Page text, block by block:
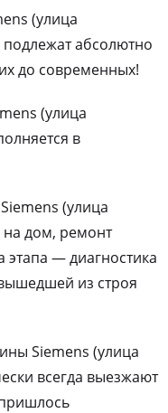
(улица
абсолютно
до современных!
(улица
в
(улица
дом, ремонт
этапа — диагностика
из строя
Siemens (улица
всегда выезжают